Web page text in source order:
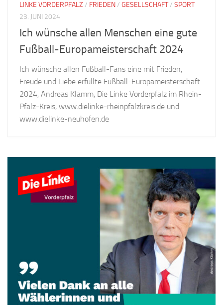
LINKE VORDERPFALZ / FRIEDEN/ GESELLSCHAFT/ SPORT
23. JUNI 2024
Ich wünsche allen Menschen eine gute
Fußball-Europameisterschaft 2024
Ich wünsche allen Fußball-Fans eine mit Frieden,
Freude und Liebe erfüllte Fußball-Europameisterschaft
2024, Andreas Klamm, Die Linke Vorderpfalz im Rhein-
Pfalz-Kreis, www.dielinke-rheinpfalzkreis.de und
www.dielinke-neuhofen.de